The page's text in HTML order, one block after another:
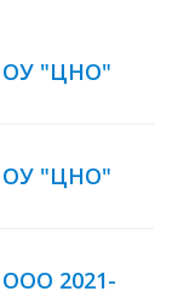
"ЦНО"
"ЦНО"
2021-